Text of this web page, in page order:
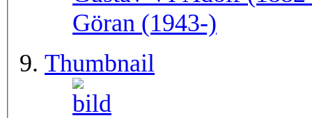
Göran (1943-)
Thumbnail